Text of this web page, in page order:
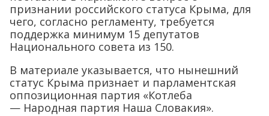
признании российского статуса Крыма, для
чего, согласно регламенту, требуется
поддержка минимум 15 депутатов
Национального совета из 150.
В материале указывается, что нынешний
статус Крыма признает и парламентская
оппозиционная партия «Котлеба
— Народная партия Наша Словакия».